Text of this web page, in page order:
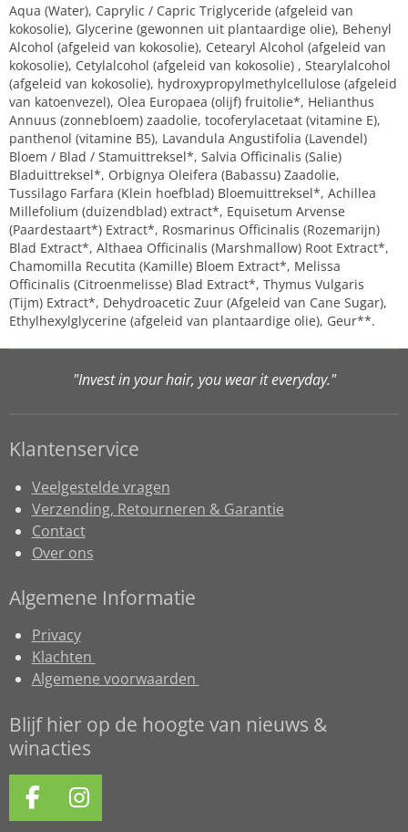
Aqua (Water), Caprylic / Capric Triglyceride (afgeleid van
kokosolie), Glycerine (gewonnen uit plantaardige olie), Behenyl
Alcohol (afgeleid van kokosolie), Cetearyl Alcohol (afgeleid van
kokosolie), Cetylalcohol (afgeleid van kokosolie) , Stearylalcohol
(afgeleid van kokosolie), hydroxypropylmethylcellulose (afgeleid
van katoenvezel), Olea Europaea (olijf) fruitolie*, Helianthus
Annuus (zonnebloem) zaadolie, tocoferylacetaat (vitamine E),
panthenol (vitamine B5), Lavandula Angustifolia (Lavendel)
Bloem / Blad / Stamuittreksel*, Salvia Officinalis (Salie)
Bladuittreksel*, Orbignya Oleifera (Babassu) Zaadolie,
Tussilago Farfara (Klein hoefblad) Bloemuittreksel*, Achillea
Millefolium (duizendblad) extract*, Equisetum Arvense
(Paardestaart*) Extract*, Rosmarinus Officinalis (Rozemarijn)
Blad Extract*, Althaea Officinalis (Marshmallow) Root Extract*,
Chamomilla Recutita (Kamille) Bloem Extract*, Melissa
Officinalis (Citroenmelisse) Blad Extract*, Thymus Vulgaris
(Tijm) Extract*, Dehydroacetic Zuur (Afgeleid van Cane Sugar),
Ethylhexylglycerine (afgeleid van plantaardige olie), Geur**.
"Invest in your hair, you wear it everyday."
Klantenservice
Veelgestelde vragen
Verzending, Retourneren & Garantie
Contact
Over ons
Algemene Informatie
Privacy
Klachten
Algemene voorwaarden
Blijf hier op de hoogte van nieuws &
winacties
F
I